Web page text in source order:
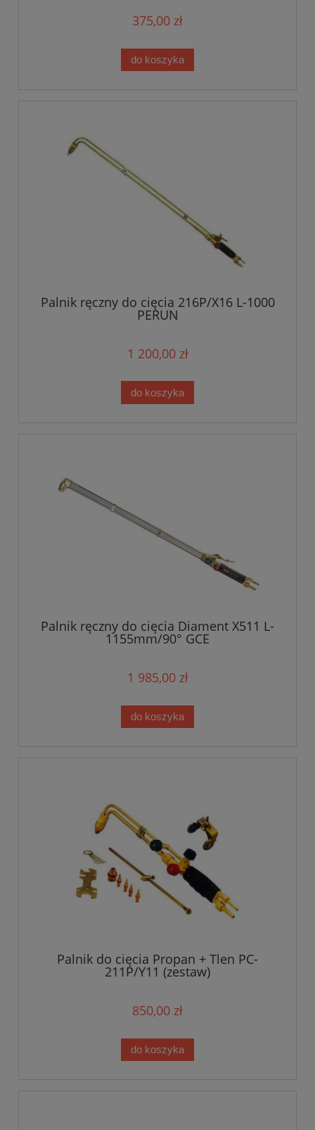
375,00 zł
do koszyka
Palnik ręczny do cięcia 216P/X16 L-1000
PERUN
1 200,00 zł
do koszyka
Palnik ręczny do cięcia Diament X511 L-
1155mm/90° GCE
1 985,00 zł
do koszyka
Palnik do cięcia Propan + Tlen PC-
211P/Y11 (zestaw)
850,00 zł
do koszyka